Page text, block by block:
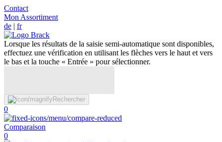
Contact
Mon Assortiment
de | fr
Lorsque les résultats de la saisie semi-automatique sont disponibles,
effectuez une vérification en utilisant les flèches vers le haut et vers
le bas et la touche « Entrée » pour sélectionner.
Rechercher
0
Comparaison
0